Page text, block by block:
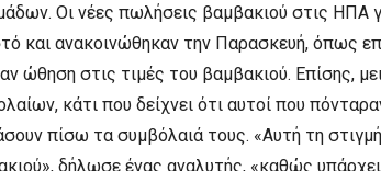
Οι νέες πωλήσεις βαμβακιού στις ΗΠΑ
και ανακοινώθηκαν την Παρασκευή, όπως
ώθηση στις τιμές του βαμβακιού. Επίσης,
κάτι που δείχνει ότι αυτοί που
πίσω τα συμβόλαιά τους. «Αυτή τη
δήλωσε ένας αναλυτής, «καθώς